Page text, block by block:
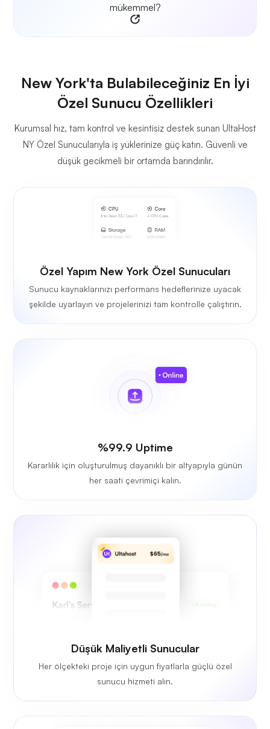
mükemmel?
New York'ta Bulabileceğiniz En İyi
Özel Sunucu Özellikleri
Kurumsal hız, tam kontrol ve kesintisiz destek sunan UltaHost
NY Özel Sunucularıyla iş yüklerinize güç katın. Güvenli ve
düşük gecikmeli bir ortamda barındırılır.
Özel Yapım New York Özel Sunucuları
Sunucu kaynaklarınızı performans hedeflerinize uyacak
şekilde uyarlayın ve projelerinizi tam kontrolle çalıştırın.
%99.9 Uptime
Kararlılık için oluşturulmuş dayanıklı bir altyapıyla günün
her saati çevrimiçi kalın.
Düşük Maliyetli Sunucular
Her ölçekteki proje için uygun fiyatlarla güçlü özel
sunucu hizmeti alın.